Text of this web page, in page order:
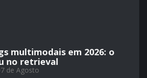
multimodais em 2026: o
no retrieval
de Agosto